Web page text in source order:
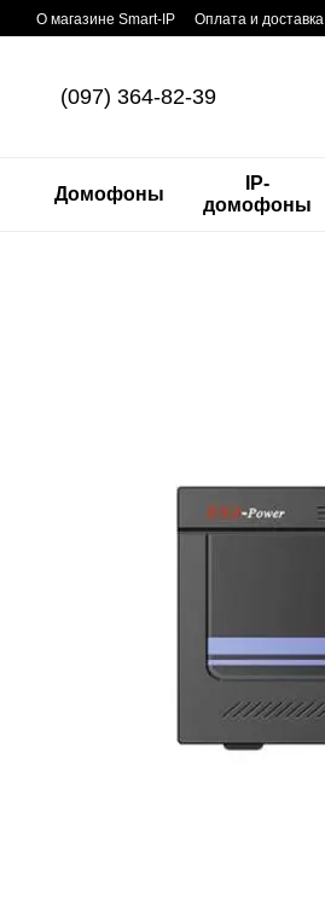
Перейти к основному контенту
О магазине Smart-IP Оплата и доставка
(097) 364-82-39
Домофоны
IP-
домофоны